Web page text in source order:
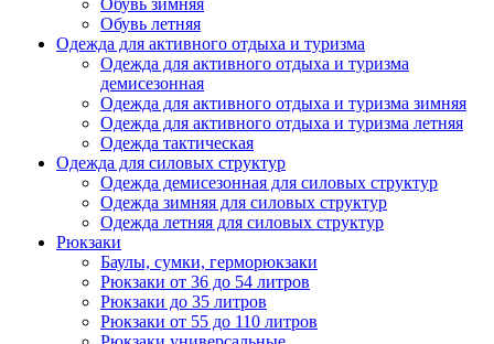
Обувь зимняя
Обувь летняя
Одежда для активного отдыха и туризма
Одежда для активного отдыха и туризма
демисезонная
Одежда для активного отдыха и туризма зимняя
Одежда для активного отдыха и туризма летняя
Одежда тактическая
Одежда для силовых структур
Одежда демисезонная для силовых структур
Одежда зимняя для силовых структур
Одежда летняя для силовых структур
Рюкзаки
Баулы, сумки, герморюкзаки
Рюкзаки от 36 до 54 литров
Рюкзаки до 35 литров
Рюкзаки от 55 до 110 литров